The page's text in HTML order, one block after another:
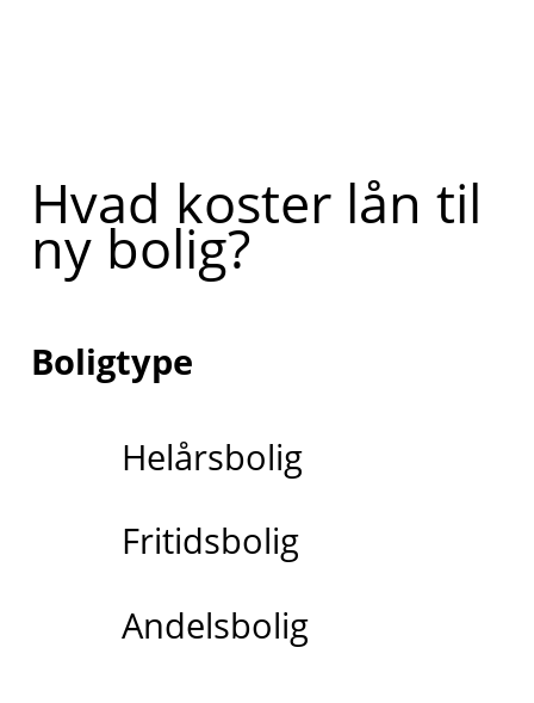
Hvad koster lån til
ny bolig?
Boligtype
Helårsbolig
Fritidsbolig
Andelsbolig